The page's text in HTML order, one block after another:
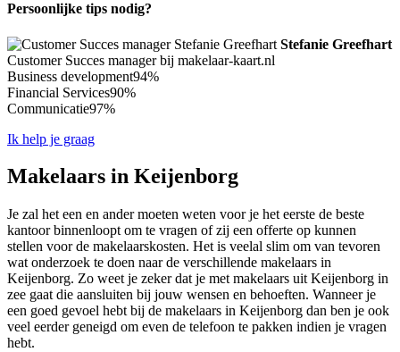
Persoonlijke tips nodig?
Stefanie Greefhart
Customer Succes manager bij makelaar-kaart.nl
Business development94%
Financial Services90%
Communicatie97%
Ik help je graag
Makelaars in Keijenborg
Je zal het een en ander moeten weten voor je het eerste de beste
kantoor binnenloopt om te vragen of zij een offerte op kunnen
stellen voor de makelaarskosten. Het is veelal slim om van tevoren
wat onderzoek te doen naar de verschillende makelaars in
Keijenborg. Zo weet je zeker dat je met makelaars uit Keijenborg in
zee gaat die aansluiten bij jouw wensen en behoeften. Wanneer je
een goed gevoel hebt bij de makelaars in Keijenborg dan ben je ook
veel eerder geneigd om even de telefoon te pakken indien je vragen
hebt.